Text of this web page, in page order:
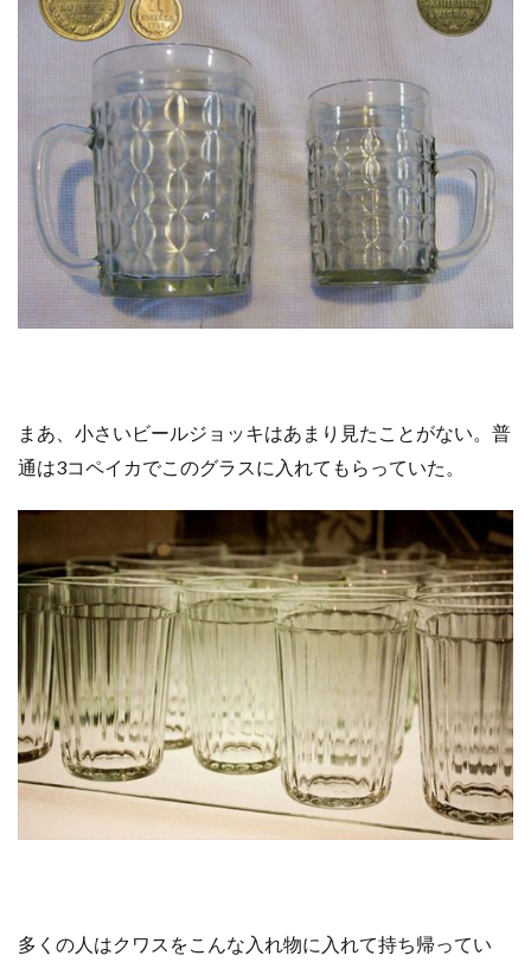
まあ、小さいビールジョッキはあまり見たことがない。普
通は3コペイカでこのグラスに入れてもらっていた。
多くの人はクワスをこんな入れ物に入れて持ち帰ってい